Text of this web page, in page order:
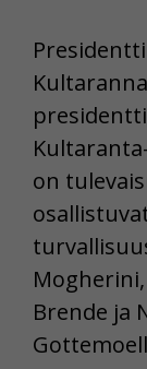
on
Brende ja